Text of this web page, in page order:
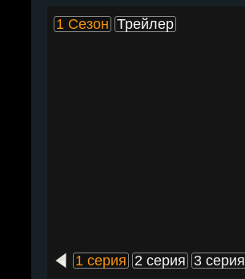
1 Сезон Трейлер
1 серия 2 серия 3 серия